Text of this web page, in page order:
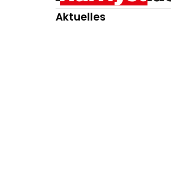
Aktuelles